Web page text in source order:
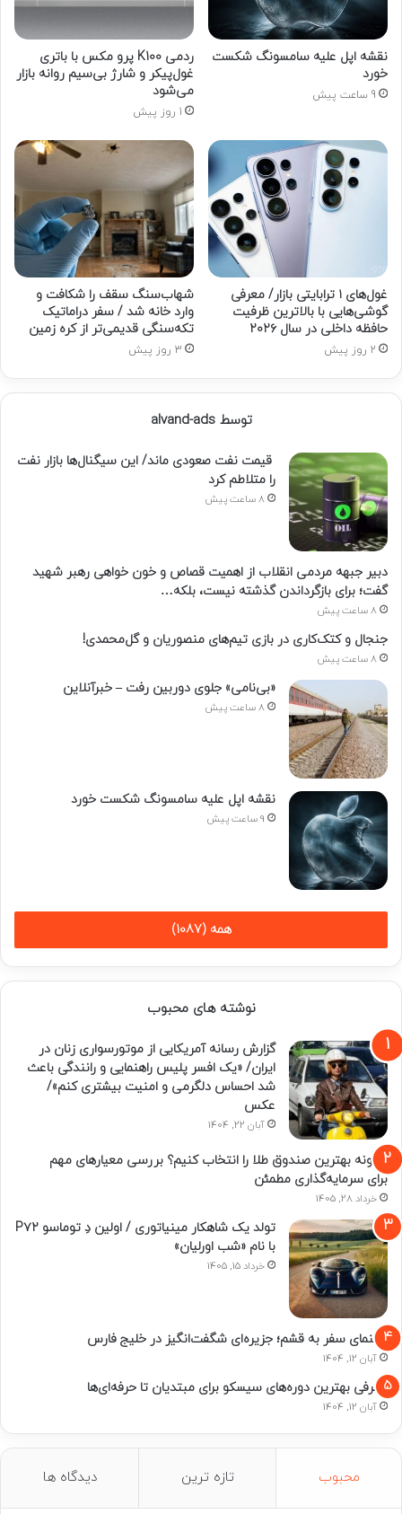
نقشه اپل علیه سامسونگ شکست
خورد
9 ساعت پیش
ردمی K100 پرو مکس با باتری
غول‌پیکر و شارژ بی‌سیم روانه بازار
می‌شود
1 روز پیش
غول‌های ۱ ترابایتی بازار/ معرفی
گوشی‌هایی با بالاترین ظرفیت
حافظه داخلی در سال ۲۰۲۶
2 روز پیش
شهاب‌سنگ سقف را شکافت و
وارد خانه شد / سفر دراماتیک
تکه‌سنگی قدیمی‌تر از کره زمین
3 روز پیش
توسط alvand-ads
قیمت نفت صعودی ماند/ این سیگنال‌ها بازار نفت
را متلاطم کرد
8 ساعت پیش
دبیر جبهه مردمی انقلاب از اهمیت قصاص و خون خواهی رهبر شهید
گفت؛ برای بازگرداندن گذشته نیست، بلکه…
8 ساعت پیش
جنجال و کتک‌کاری در بازی تیم‌های منصوریان و گل‌محمدی!
8 ساعت پیش
«بی‌نامی» جلوی دوربین رفت – خبرآنلاین
8 ساعت پیش
نقشه اپل علیه سامسونگ شکست خورد
9 ساعت پیش
همه (1087)
نوشته های محبوب
گزارش رسانه آمریکایی از موتورسواری زنان در
ایران/ «یک افسر پلیس راهنمایی و رانندگی باعث
شد احساس دلگرمی و امنیت بیشتری کنم»/
عکس
آبان 22, 1404
چگونه بهترین صندوق طلا را انتخاب کنیم؟ بررسی معیارهای مهم
برای سرمایه‌گذاری مطمئن
خرداد 28, 1405
تولد یک شاهکار مینیاتوری / اولین دِ توماسو P۷۲
با نام «شب اورلیان»
خرداد 15, 1405
راهنمای سفر به قشم؛ جزیره‌ای شگفت‌انگیز در خلیج فارس
آبان 12, 1404
معرفی بهترین دوره‌های سیسکو برای مبتدیان تا حرفه‌ای‌ها
آبان 12, 1404
محبوب تازه ترین دیدگاه ها